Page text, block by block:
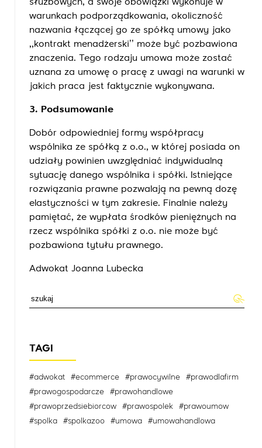
służbowych, a swoje obowiązki wykonuje w
warunkach podporządkowania, okoliczność
nazwania łączącej go ze spółką umowy jako
,,kontrakt menadżerski’’ może być pozbawiona
znaczenia. Tego rodzaju umowa może zostać
uznana za umowę o pracę z uwagi na warunki w
jakich praca jest faktycznie wykonywana.
3. Podsumowanie
Dobór odpowiedniej formy współpracy
wspólnika ze spółką z o.o., w której posiada on
udziały powinien uwzględniać indywidualną
sytuację danego wspólnika i spółki. Istniejące
rozwiązania prawne pozwalają na pewną dozę
elastyczności w tym zakresie. Finalnie należy
pamiętać, że wypłata środków pieniężnych na
rzecz wspólnika spółki z o.o. nie może być
pozbawiona tytułu prawnego.
Adwokat Joanna Lubecka
TAGI
#adwokat #ecommerce #prawocywilne
#prawodlafirm
#prawogospodarcze
#prawohandlowe
#prawoprzedsiebiorcow
#prawospolek
#prawoumow
#spolka
#spolkazoo #umowa #umowahandlowa